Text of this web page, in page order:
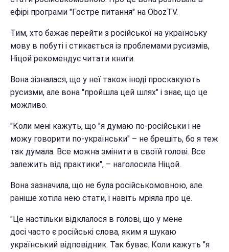
ефірі програми "Гостре питання" на ObozTV.
Тим, хто бажає перейти з російської на українську
мову в побуті і стикається із проблемами русизмів,
Ніцой рекомендує читати книги.
Вона зізналася, що у неї також іноді проскакують
русизми, але вона "пройшла цей шлях" і знає, що це
можливо.
"Коли мені кажуть, що "я думаю по-російськи і не
можу говорити по-українськи" – не брешіть, бо я теж
так думала. Все можна змінити в своїй голові. Все
залежить від практики", – наголосила Ніцой.
Вона зазначила, що не була російськомовною, але
раніше хотіла нею стати, і навіть мріяла про це.
"Це настільки відклалося в голові, що у мене
досі часто є російські слова, яким я шукаю
український відповідник. Так буває. Коли кажуть "я